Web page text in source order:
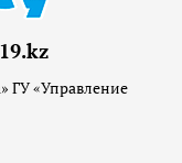
ГУ «Управление